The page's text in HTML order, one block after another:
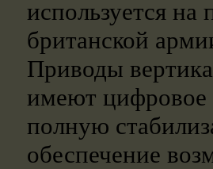
используется
британской
Приводы
имеют цифровое
полную
обеспечение